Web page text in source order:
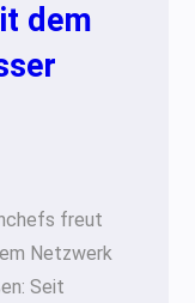
dem
freut
Netzwerk
Seit